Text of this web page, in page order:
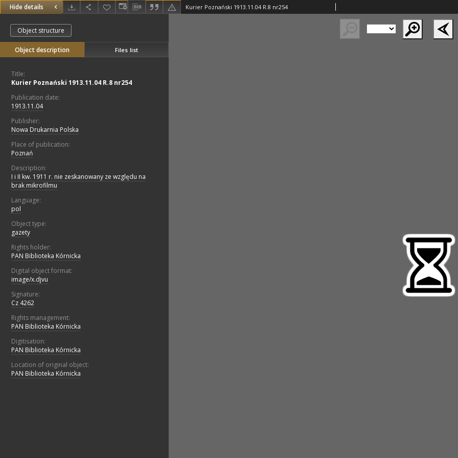
Hide details Kurier Poznański 1913.11.04 R.8 nr254
Object structure
Object description Files list
Title:
Kurier Poznański 1913.11.04 R.8 nr254
Publication date:
1913.11.04
Publisher:
Nowa Drukarnia Polska
Place of publication:
Poznań
Description:
I i II kw. 1911 r. nie zeskanowany ze względu na
brak mikrofilmu
Language:
pol
Object type:
gazety
Rights holder:
PAN Biblioteka Kórnicka
Digital object format:
image/x.djvu
Signature:
Cz 4262
Rights management:
PAN Biblioteka Kórnicka
Digitisation:
PAN Biblioteka Kórnicka
Location of original object:
PAN Biblioteka Kórnicka